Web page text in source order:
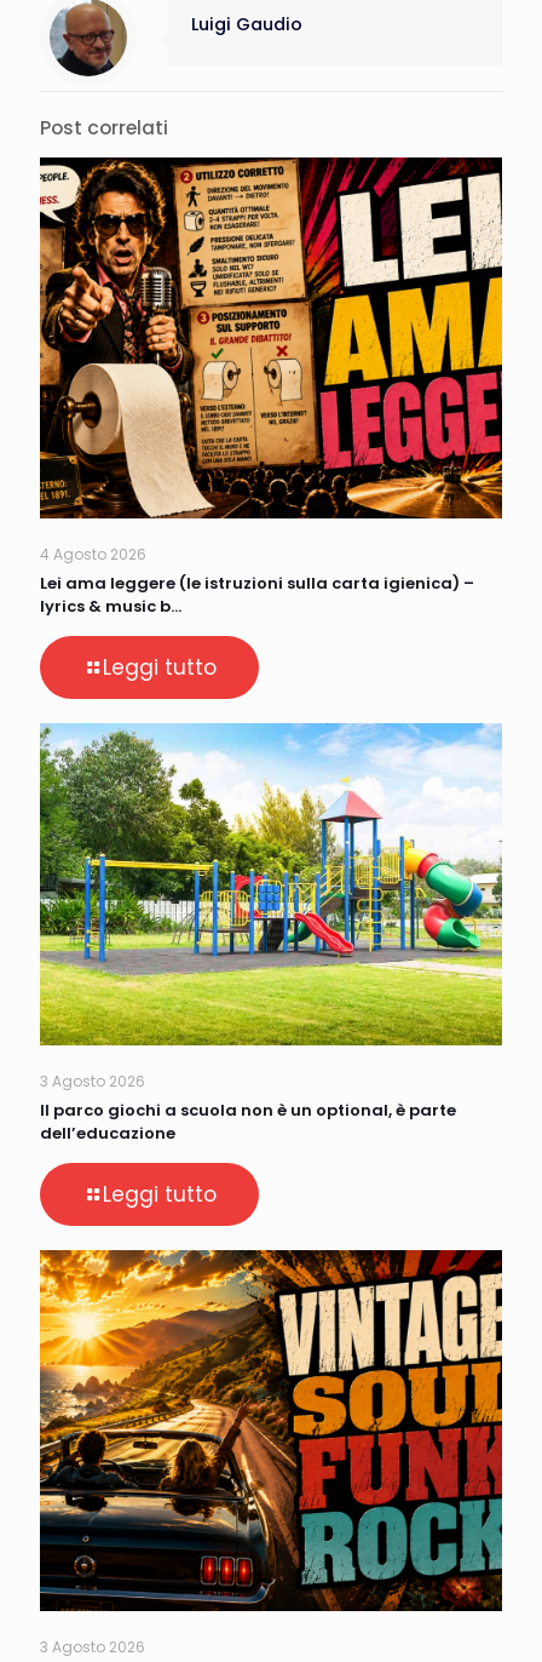
Luigi Gaudio
Post correlati
4 Agosto 2026
Lei ama leggere (le istruzioni sulla carta igienica) –
lyrics & music b…
Leggi tutto
3 Agosto 2026
Il parco giochi a scuola non è un optional, è parte
dell’educazione
Leggi tutto
3 Agosto 2026